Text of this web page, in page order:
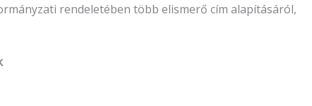
rendeletében több elismerő cím alapításáról,